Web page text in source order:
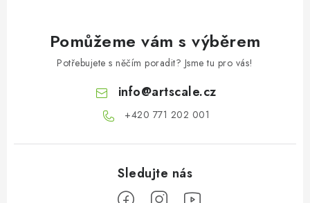
Pomůžeme vám s výběrem
Potřebujete s něčím poradit? Jsme tu pro vás!
info@artscale.cz
+420 771 202 001​